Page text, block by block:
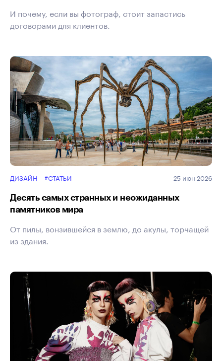
И почему, если вы фотограф, стоит запастись
договорами для клиентов.
ДИЗАЙН #СТАТЬИ 25 июн 2026
Десять самых странных и неожиданных
памятников мира
От пилы, вонзившейся в землю, до акулы, торчащей
из здания.